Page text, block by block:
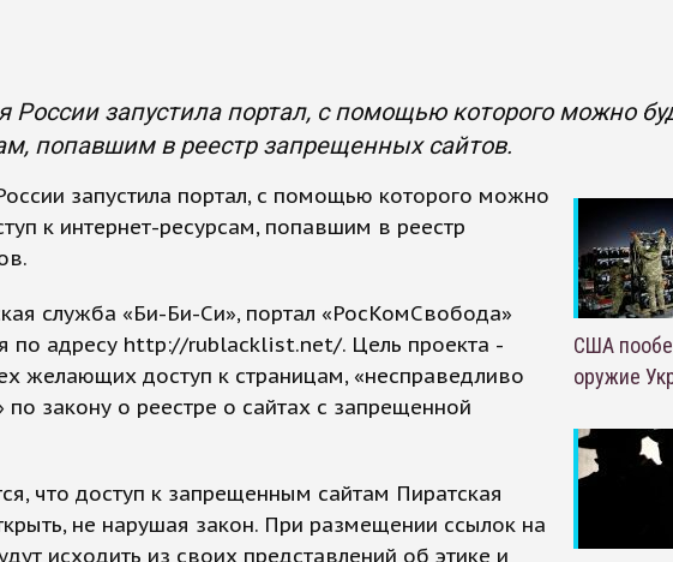
России запустила портал, с помощью которого можно
попавшим в реестр запрещенных сайтов.
запустила портал, с помощью которого можно
к интернет-ресурсам, попавшим в реестр
служба «Би-Би-Си», портал «РосКомСвобода»
по адресу http://rublacklist.net/. Цель проекта -
желающих доступ к страницам, «несправедливо
закону о реестре о сайтах с запрещенной
что доступ к запрещенным сайтам Пиратская
не нарушая закон. При размещении ссылок на
исходить из своих представлений об этике и
США
оружие